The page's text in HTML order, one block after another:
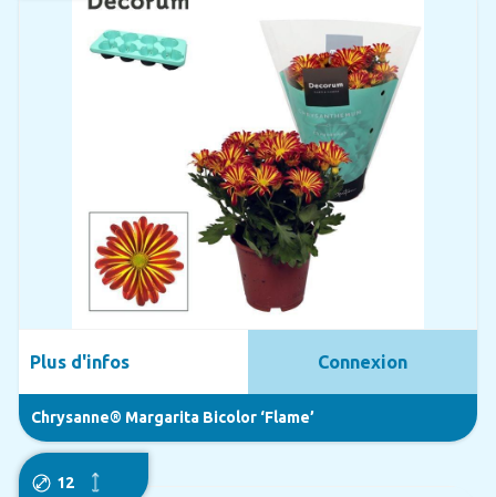
Chrysanne® Margarita Bicolor ‘Flame’
Plus d'infos Connexion
12